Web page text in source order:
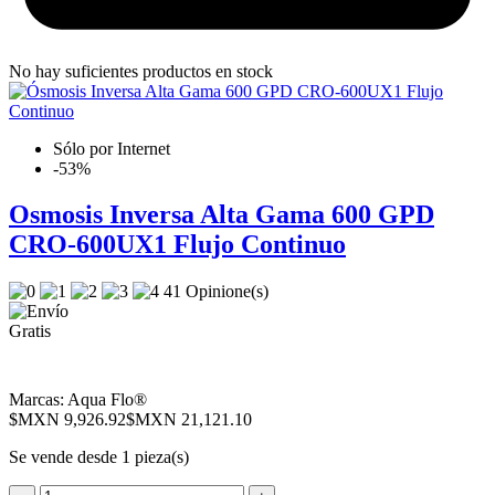
No hay suficientes productos en stock
Sólo por Internet
-53%
Osmosis Inversa Alta Gama 600 GPD
CRO-600UX1 Flujo Continuo
41 Opinione(s)
Marcas: Aqua Flo®
$MXN 9,926.92$MXN 21,121.10
Se vende desde 1 pieza(s)